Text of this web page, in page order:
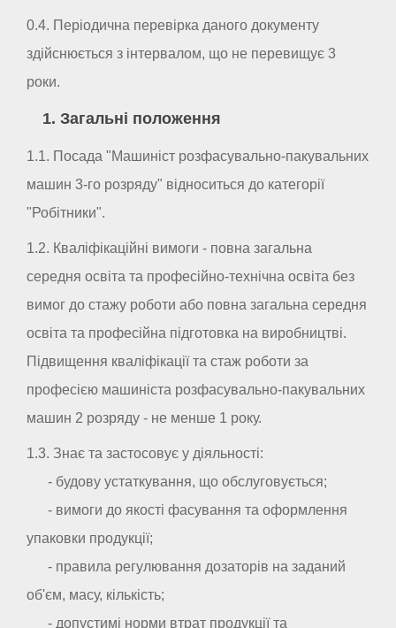
0.4. Періодична перевірка даного документу
здійснюється з інтервалом, що не перевищує 3
роки.
1. Загальні положення
1.1. Посада "Машиніст розфасувально-пакувальних
машин 3-го розряду" відноситься до категорії
"Робітники".
1.2. Кваліфікаційні вимоги - повна загальна
середня освіта та професійно-технічна освіта без
вимог до стажу роботи або повна загальна середня
освіта та професійна підготовка на виробництві.
Підвищення кваліфікації та стаж роботи за
професією машиніста розфасувально-пакувальних
машин 2 розряду - не менше 1 року.
1.3. Знає та застосовує у діяльності:
- будову устаткування, що обслуговується;
- вимоги до якості фасування та оформлення
упаковки продукції;
- правила регулювання дозаторів на заданий
об'єм, масу, кількість;
- допустимі норми втрат продукції та